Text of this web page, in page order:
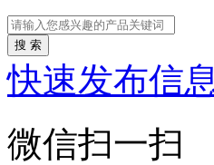
搜 索
快速发布信
微信扫一扫